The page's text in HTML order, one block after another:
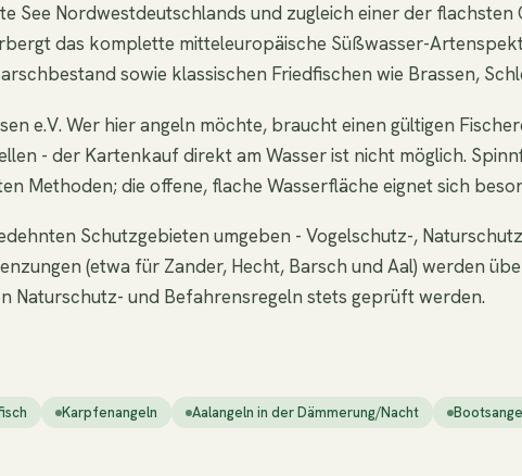
See Nordwestdeutschlands und zugleich einer der
das komplette mitteleuropäische Süßwasser-
sowie klassischen Friedfischen wie Brassen,
e.V. Wer hier angeln möchte, braucht einen gültigen
- der Kartenkauf direkt am Wasser ist nicht möglich.
Methoden; die offene, flache Wasserfläche eignet sich
Schutzgebieten umgeben - Vogelschutz-,
(etwa für Zander, Hecht, Barsch und Aal) werden
Naturschutz- und Befahrensregeln stets geprüft werden.
Karpfenangeln Aalangeln in der Dämmerung/Nacht